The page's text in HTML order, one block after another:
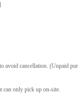
avoid cancellation. (Unpaid
can only pick up on-site.